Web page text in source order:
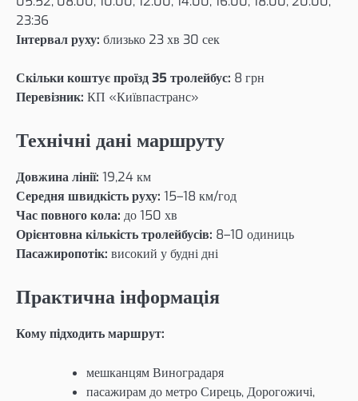
23:36
Інтервал руху: близько 23 хв 30 сек
Скільки коштує проїзд 35 тролейбус: 8 грн
Перевізник: КП «Київпастранс»
Технічні дані маршруту
Довжина лінії: 19,24 км
Середня швидкість руху: 15–18 км/год
Час повного кола: до 150 хв
Орієнтовна кількість тролейбусів: 8–10 одиниць
Пасажиропотік: високий у будні дні
Практична інформація
Кому підходить маршрут:
мешканцям Виноградаря
пасажирам до метро Сирець, Дорогожичі,